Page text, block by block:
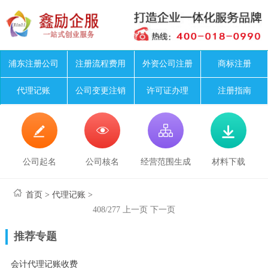
浦东注册公司 注册流程费用 外资公司注册 商标注册
代理记账 公司变更注销 许可证办理 注册指南

公司起名

公司核名

经营范围生成

材料下载
首页 >代理记账 >
408/277
上一页 下一页
推荐专题
会计代理记账收费